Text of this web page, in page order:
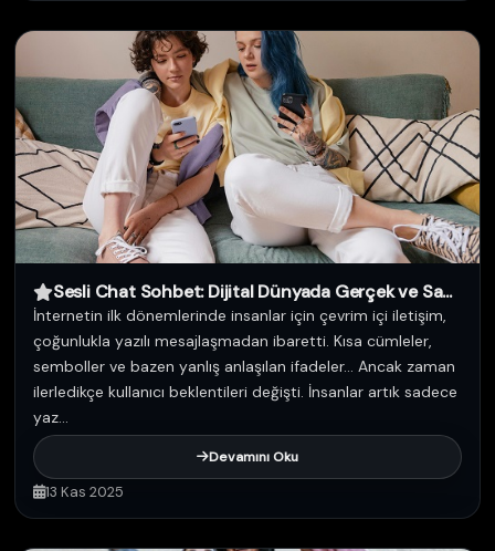
Sesli Chat Sohbet: Dijital Dünyada Gerçek ve Sa...
İnternetin ilk dönemlerinde insanlar için çevrim içi iletişim,
çoğunlukla yazılı mesajlaşmadan ibaretti. Kısa cümleler,
semboller ve bazen yanlış anlaşılan ifadeler… Ancak zaman
ilerledikçe kullanıcı beklentileri değişti. İnsanlar artık sadece
yaz...
Devamını Oku
13 Kas 2025